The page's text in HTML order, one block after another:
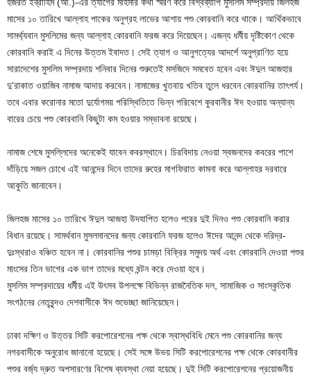
মাসের ১০ তারিখে আল্লাহ পাকের অনুগ্রহ লাভের আশায় পশু কোরবানি করে থাকে। আর্থিকভাবে
সামর্থ্যবান মুসলিমের জন্য আল্লাহ কোরবানি ফরজ করে দিয়েছেন। এজন্য ধর্মীয় দৃষ্টিকোণ থেকে
কোরবানি করাই এ দিনের উত্তম ইবাদত। সেই ত্যাগ ও আনুগত্যের আদর্শে অনুপ্রাণিত হয়ে
সারাদেশের মুসলিম সম্প্রদায় শনিবার দিনের শুরুতেই মসজিদে সমবেত হবেন এবং ঈদুল আজহার
দু’রাকাত ওয়াজিব নামাজ আদায় করবেন। নামাজের খুতবায় খতিব তুলে ধরবেন কোরবানির তাৎপর্য।
তবে এবার করোনার মতো দুর্যোগময় পরিস্থিতিতে ভিন্ন পরিবেশে কুরবানীর ঈদ হওয়ায় অন্যান্য
বারের চেয়ে পশু কোরবানি কিছুটা কম হওয়ার সম্ভাবনা রয়েছে।
নামাজ শেষে মুসল্লিদের অনেকেই যাবেন কবরস্থানে। চিরবিদায় নেওয়া স্বজনদের কবরের পাশে
দাঁড়িয়ে সজল চোখে এই আনন্দের দিনে তাদের রুহের মাগফিরাত কামনা করে আল্লাহর দরবারে
আকুতি জানাবেন।
জিলহজ মাসের ১০ তারিখে ঈদুল আজহা উদযাপিত হলেও পরের দুই দিনও পশু কোরবানি করার
বিধান রয়েছে। সামর্থবান মুসলমানদের জন্য কোরবানি ফরজ হলেও ঈদের আনন্দ থেকে দরিদ্র-
দুঃস্থরাও বঞ্চিত হবেন না। কোরবানির পশুর চামড়া বিক্রির সমুদয় অর্থ এবং কোরবানি দেওয়া পশুর
মাংসের তিন ভাগের এক ভাগ তাদের মধ্যে বন্টন করে দেওয়া হবে।
মুসলিম সম্প্রদায়ের ধর্মীয় এই উৎসব উপলক্ষে বিভিন্ন রাজনৈতিক দল, সামাজিক ও সাংস্কৃতিক
সংগঠনের নেতৃবৃন্দও দেশবাসীকে ঈদ শুভেচ্ছা জানিয়েছেন।
ঢাকা দক্ষিণ ও উত্তর সিটি করপোরেশনের পক্ষ থেকে স্বাস্থবিধি মেনে পশু কোরবানির জন্য
নগরবাসীকে অনুরোধ জানানো হয়েছে। সেই সঙ্গে উভয় সিটি করপোরেশনের পক্ষ থেকে কোরবানীর
পশুর বর্জ্য দ্রুত অপসারণের বিশেষ ব্যবস্থা নেয়া হয়েছে। দুই সিটি করপোরেশনের প্রয়োজনীয়